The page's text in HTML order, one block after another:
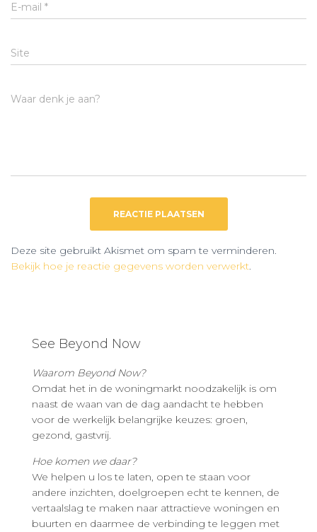
E-mail *
Site
Waar denk je aan?
Deze site gebruikt Akismet om spam te verminderen.
Bekijk hoe je reactie gegevens worden verwerkt.
See Beyond Now
Waarom Beyond Now?
Omdat het in de woningmarkt noodzakelijk is om
naast de waan van de dag aandacht te hebben
voor de werkelijk belangrijke keuzes: groen,
gezond, gastvrij.
Hoe komen we daar?
We helpen u los te laten, open te staan voor
andere inzichten, doelgroepen echt te kennen, de
vertaalslag te maken naar attractieve woningen en
buurten en daarmee de verbinding te leggen met